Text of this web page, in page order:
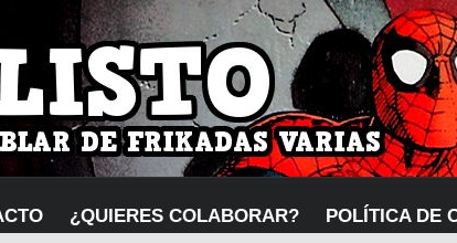
¿QUIERES COLABORAR? POLÍTICA DE